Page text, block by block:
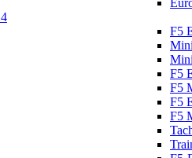
F5
F5
F5
F5
F5